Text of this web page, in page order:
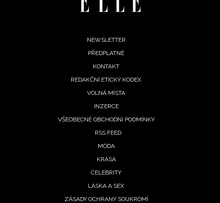
vyhodnocení akce a zasílání novinek.
zpracováním údajů k tomuto účelu podle
soukromí BurdaMedia Extra s.r.o.
NEWSLETTER
PŘEDPLATNÉ
KONTAKT
REDAKČNÍ ETICKÝ KODEX
VOLNÁ MÍSTA
INZERCE
VŠEOBECNÉ OBCHODNÍ PODMÍNKY
RSS FEED
MÓDA
KRÁSA
CELEBRITY
LÁSKA A SEX
ZÁSADY OCHRANY SOUKROMÍ